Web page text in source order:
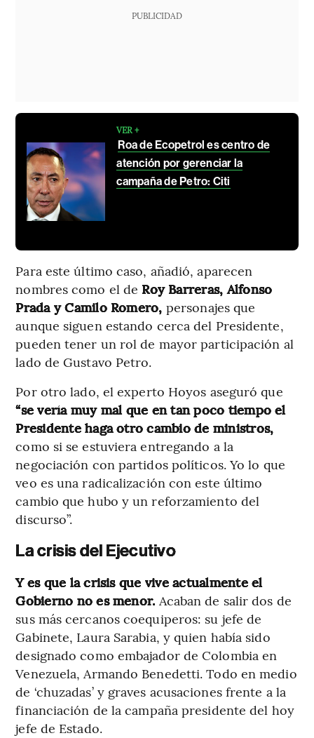
PUBLICIDAD
VER +
Roa de Ecopetrol es centro de
atención por gerenciar la
campaña de Petro: Citi
Para este último caso, añadió, aparecen
nombres como el de Roy Barreras, Alfonso
Prada y Camilo Romero, personajes que
aunque siguen estando cerca del Presidente,
pueden tener un rol de mayor participación al
lado de Gustavo Petro.
Por otro lado, el experto Hoyos aseguró que
“se vería muy mal que en tan poco tiempo el
Presidente haga otro cambio de ministros,
como si se estuviera entregando a la
negociación con partidos políticos. Yo lo que
veo es una radicalización con este último
cambio que hubo y un reforzamiento del
discurso”.
La crisis del Ejecutivo
Y es que la crisis que vive actualmente el
Gobierno no es menor. Acaban de salir dos de
sus más cercanos coequiperos: su jefe de
Gabinete, Laura Sarabia, y quien había sido
designado como embajador de Colombia en
Venezuela, Armando Benedetti. Todo en medio
de ‘chuzadas’ y graves acusaciones frente a la
financiación de la campaña presidente del hoy
jefe de Estado.